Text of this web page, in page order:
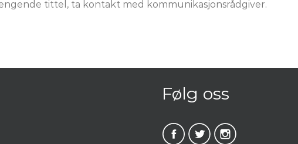
tittel, ta kontakt med kommunikasjonsrådgiver.
Følg oss